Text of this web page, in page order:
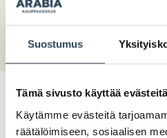
Suostumus
Tämä sivusto käyttää
Käytämme evästeitä
räätälöimiseen, sosiaalisen